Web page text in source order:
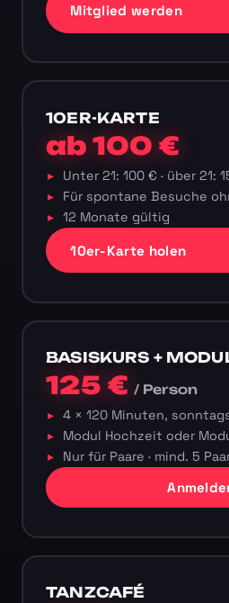
Mitglied werden
10ER-KARTE
ab 100 €
Unter 21: 100 € · über 21:
Für spontane Besuche
12 Monate gültig
10er-Karte holen
BASISKURS +
125 €/ Person
4 × 120 Minuten,
Modul Hochzeit oder
Nur für Paare · mind. 5
TANZCAFÉ